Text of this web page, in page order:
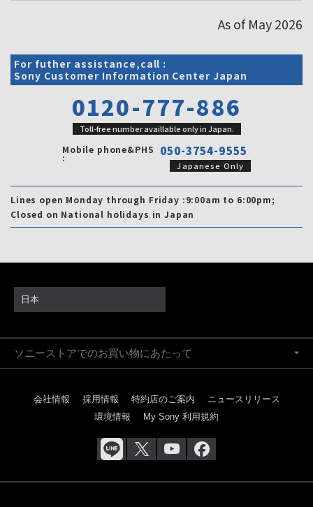
As of May 2026
For futher assistance,call :
Sony Customer Information Center Japan
0120-777-886
Toll-free number availlable only in Japan.
Mobile phone&PHS
: 050-3754-9555
Japanese Only
Lines open Monday through Friday :9:00am to 6:00pm;
Closed on National holidays in Japan
日本
ソニーストアでのお買い物にあたって
会社情報 採用情報 特約店のご案内
ニュースリリース
環境情報
My Sony 利用規約